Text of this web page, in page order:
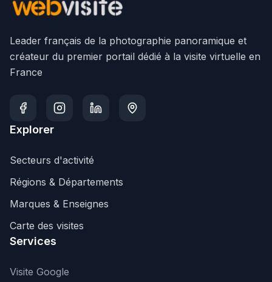
Leader français de la photographie panoramique et
créateur du premier portail dédié à la visite virtuelle en
France
Explorer
Secteurs d'activité
Régions & Départements
Marques & Enseignes
Carte des visites
Services
Visite Google